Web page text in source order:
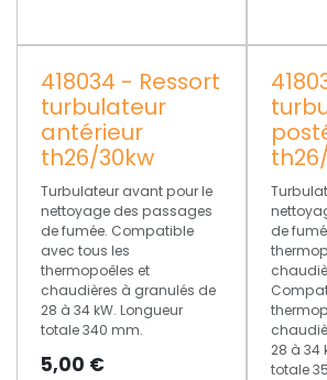
418034 - Ressort
turbulateur
antérieur
th26/30kw
Turbulateur avant pour le
nettoyage des passages
de fumée. Compatible
avec tous les
thermopoêles et
chaudières à granulés de
28 à 34 kW. Longueur
totale 340 mm.
5,00 €
de
28 à 34
totale